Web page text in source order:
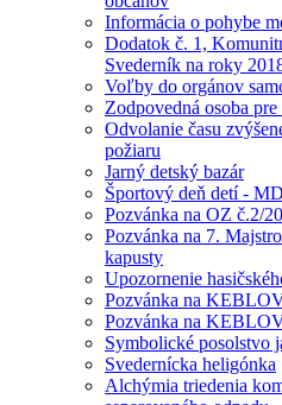
Informácia o pohybe
Dodatok č. 1,
Svederník na roky
Voľby do orgánov
Zodpovedná osoba
Odvolanie času
požiaru
Jarný detský bazár
Športový deň detí -
Pozvánka na OZ č.2/
Pozvánka na 7.
kapusty
Upozornenie
Pozvánka na
Pozvánka na
Symbolické posolstvo
Svedernícka heligónka
Alchýmia triedenia